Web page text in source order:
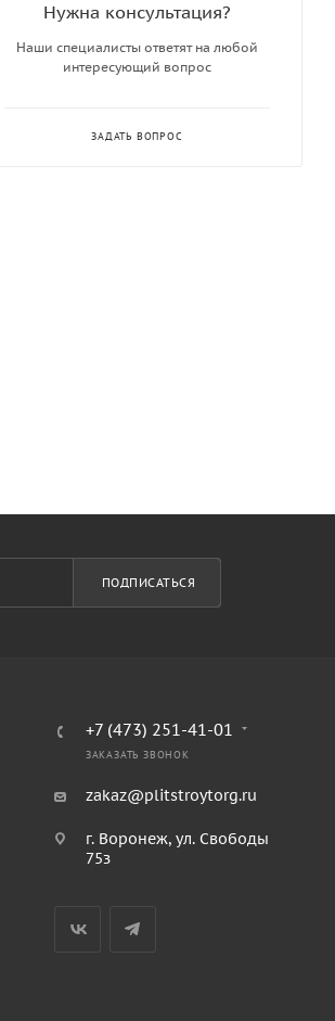
Нужна консультация?
Наши специалисты ответят на любой
интересующий вопрос
ЗАДАТЬ ВОПРОС
ПОДПИСАТЬСЯ
+7 (473) 251-41-01
ЗАКАЗАТЬ ЗВОНОК
zakaz@plitstroytorg.ru
г. Воронеж, ул. Свободы
75з